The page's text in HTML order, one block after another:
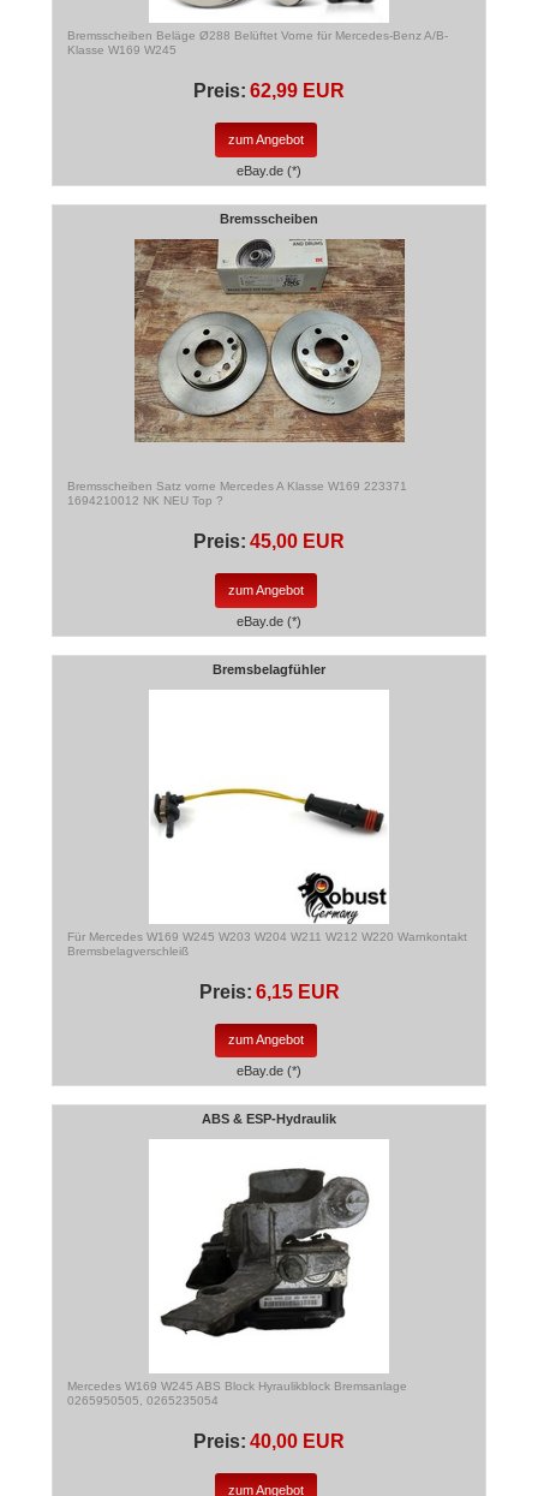
Bremsscheiben Beläge Ø288 Belüftet Vorne für Mercedes-Benz A/B-
Klasse W169 W245
Preis: 62,99 EUR
zum Angebot
eBay.de (*)
Bremsscheiben
Bremsscheiben Satz vorne Mercedes A Klasse W169 223371
1694210012 NK NEU Top ?
Preis: 45,00 EUR
zum Angebot
eBay.de (*)
Bremsbelagfühler
Für Mercedes W169 W245 W203 W204 W211 W212 W220 Warnkontakt
Bremsbelagverschleiß
Preis: 6,15 EUR
zum Angebot
eBay.de (*)
ABS & ESP-Hydraulik
Mercedes W169 W245 ABS Block Hyraulikblock Bremsanlage
0265950505, 0265235054
Preis: 40,00 EUR
zum Angebot